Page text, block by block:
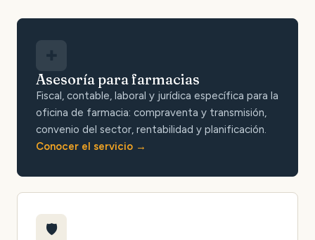
Asesoría para farmacias
Fiscal, contable, laboral y jurídica específica para la
oficina de farmacia: compraventa y transmisión,
convenio del sector, rentabilidad y planificación.
Conocer el servicio
🛡️